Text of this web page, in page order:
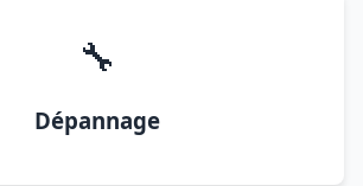
🔧
Dépannage